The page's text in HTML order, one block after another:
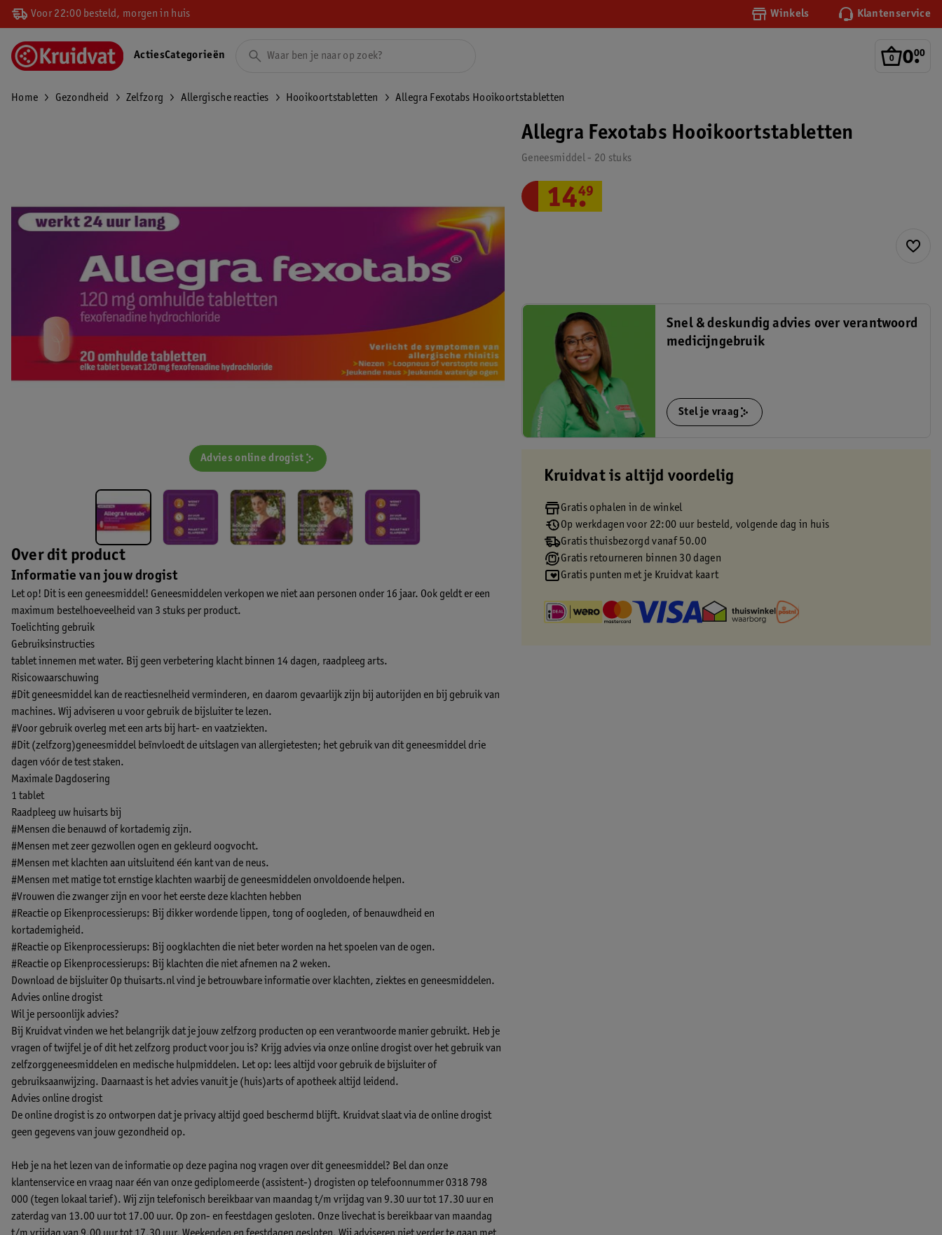
Voor 22:00 besteld, morgen in huis Winkels Klantenservice
0.
00
ActiesCategorieën
Home Gezondheid Zelfzorg Allergische reacties Hooikoortstabletten Allegra Fexotabs Hooikoortstabletten
Advies online drogist
Over dit product
Informatie van jouw drogist
Let op! Dit is een geneesmiddel! Geneesmiddelen verkopen we niet aan personen onder 16 jaar. Ook geldt er een
maximum bestelhoeveelheid van 3 stuks per product.
Toelichting gebruik
Gebruiksinstructies
tablet innemen met water. Bij geen verbetering klacht binnen 14 dagen, raadpleeg arts.
Risicowaarschuwing
#Dit geneesmiddel kan de reactiesnelheid verminderen, en daarom gevaarlijk zijn bij autorijden en bij gebruik van
machines. Wij adviseren u voor gebruik de bijsluiter te lezen.
#Voor gebruik overleg met een arts bij hart- en vaatziekten.
#Dit (zelfzorg)geneesmiddel beïnvloedt de uitslagen van allergietesten; het gebruik van dit geneesmiddel drie
dagen vóór de test staken.
Maximale Dagdosering
1 tablet
Raadpleeg uw huisarts bij
#Mensen die benauwd of kortademig zijn.
#Mensen met zeer gezwollen ogen en gekleurd oogvocht.
#Mensen met klachten aan uitsluitend één kant van de neus.
#Mensen met matige tot ernstige klachten waarbij de geneesmiddelen onvoldoende helpen.
#Vrouwen die zwanger zijn en voor het eerste deze klachten hebben
#Reactie op Eikenprocessierups: Bij dikker wordende lippen, tong of oogleden, of benauwdheid en
kortademigheid.
#Reactie op Eikenprocessierups: Bij oogklachten die niet beter worden na het spoelen van de ogen.
#Reactie op Eikenprocessierups: Bij klachten die niet afnemen na 2 weken.
Download de bijsluiter Op thuisarts.nl vind je betrouwbare informatie over klachten, ziektes en geneesmiddelen.
Advies online drogist
Wil je persoonlijk advies?
Bij Kruidvat vinden we het belangrijk dat je jouw zelfzorg producten op een verantwoorde manier gebruikt. Heb je
vragen of twijfel je of dit het zelfzorg product voor jou is? Krijg advies via onze online drogist over het gebruik van
zelfzorggeneesmiddelen en medische hulpmiddelen. Let op: lees altijd voor gebruik de bijsluiter of
gebruiksaanwijzing. Daarnaast is het advies vanuit je (huis)arts of apotheek altijd leidend.
Advies online drogist
De online drogist is zo ontworpen dat je privacy altijd goed beschermd blijft. Kruidvat slaat via de online drogist
geen gegevens van jouw gezondheid op.
Heb je na het lezen van de informatie op deze pagina nog vragen over dit geneesmiddel? Bel dan onze
klantenservice en vraag naar één van onze gediplomeerde (assistent-) drogisten op telefoonnummer 0318 798
000 (tegen lokaal tarief). Wij zijn telefonisch bereikbaar van maandag t/m vrijdag van 9.30 uur tot 17.30 uur en
zaterdag van 13.00 uur tot 17.00 uur. Op zon- en feestdagen gesloten. Onze livechatis bereikbaar van maandag
Allegra Fexotabs Hooikoortstabletten
Geneesmiddel - 20 stuks
14.
49
Snel & deskundig advies over verantwoord
medicijngebruik
Stel je vraag
Kruidvat is altijd voordelig
Gratis ophalen in de winkel
Op werkdagen voor 22:00 uur besteld, volgende dag in huis
Gratis thuisbezorgd vanaf 50.00
Gratis retourneren binnen 30 dagen
Gratis punten met je Kruidvat kaart